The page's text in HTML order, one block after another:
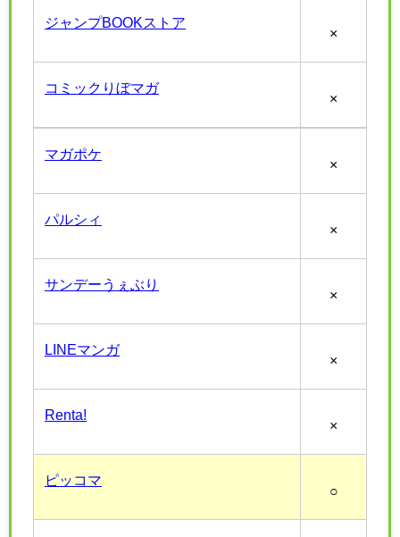
ジャンプBOOKストア
×
コミックりぼマガ
×
マガポケ
×
パルシィ
×
サンデーうぇぶり
×
LINEマンガ
×
Renta!
×
ピッコマ
○